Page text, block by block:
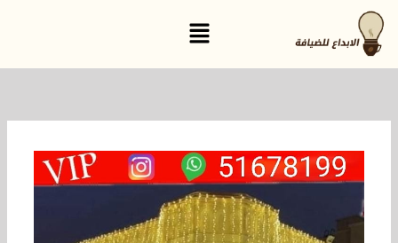
تخطي
إلى
المحتوى
القائمة